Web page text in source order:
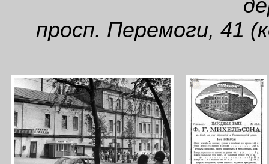
просп. Перемоги, 41